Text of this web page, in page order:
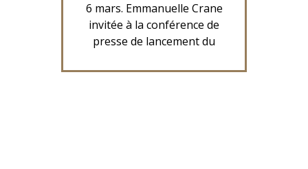
6 mars. Emmanuelle Crane
invitée à la conférence de
presse de lancement du